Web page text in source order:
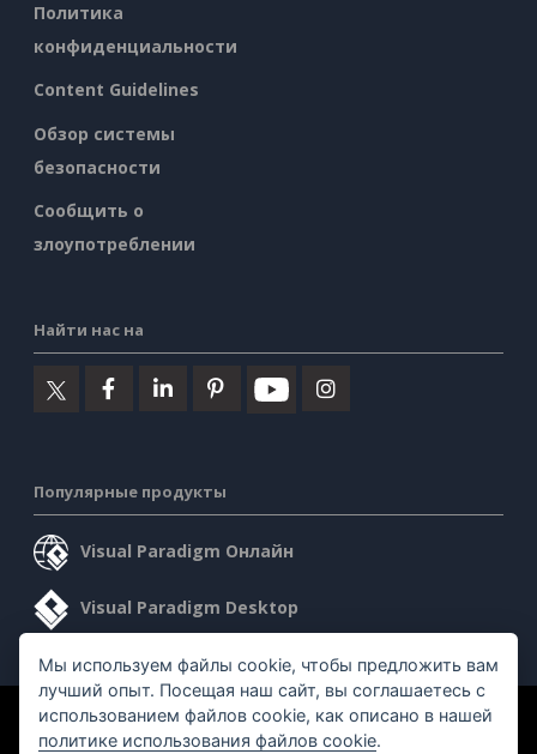
Политика
конфиденциальности
Content Guidelines
Обзор системы
безопасности
Сообщить о
злоупотреблении
Найти нас на
Популярные продукты
Visual Paradigm Онлайн
Visual Paradigm Desktop
©2026 by Visual Paradigm. Все права защищены.
Мы используем файлы cookie, чтобы предложить вам
лучший опыт. Посещая наш сайт, вы соглашаетесь с
использованием файлов cookie, как описано в нашей
политике использования файлов cookie.